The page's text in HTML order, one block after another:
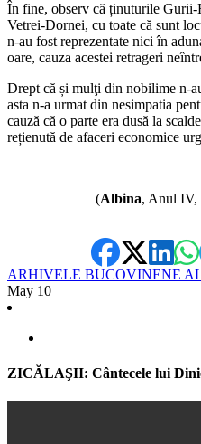
În fine, observ că ținuturile
Vetrei-Dornei, cu toate că sunt
n-au fost reprezentate nici în
oare, cauza acestei retrageri
Drept că și mulţi din nobilime n-
asta n-a urmat din nesimpatia
cauză că o parte era dusă la
rețienută de afaceri economice
(Albina, Anul IV,
ARHIVELE BUCOVINENE
May 10
ZICĂLAŞII: Cântecele lui